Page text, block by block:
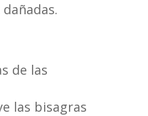
de las
las bisagras